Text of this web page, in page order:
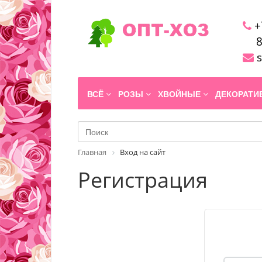
ВСЁ РОЗЫ ХВОЙНЫЕ
Главная Вход на сайт
Регистрация